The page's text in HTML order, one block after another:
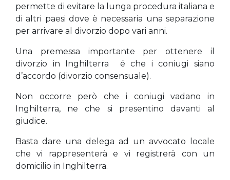
permette di evitare la lunga procedura italiana e
di altri paesi dove è necessaria una separazione
per arrivare al divorzio dopo vari anni.
Una premessa importante per ottenere il
divorzio in Inghilterra é che i coniugi siano
d’accordo (divorzio consensuale).
Non occorre però che i coniugi vadano in
Inghilterra, ne che si presentino davanti al
giudice.
Basta dare una delega ad un avvocato locale
che vi rappresenterà e vi registrerà con un
domicilio in Inghilterra.